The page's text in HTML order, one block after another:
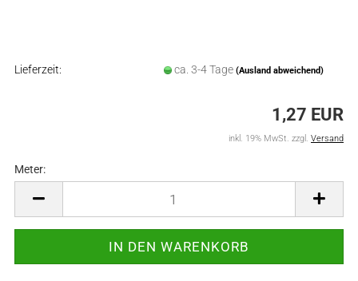
Lieferzeit: ca. 3-4 Tage (Ausland abweichend)
1,27 EUR
inkl. 19% MwSt. zzgl. Versand
Meter: